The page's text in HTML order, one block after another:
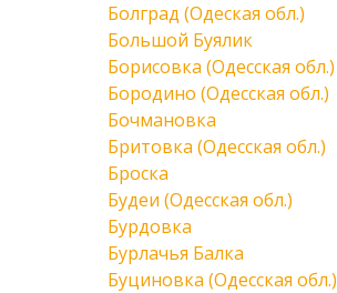
Болград (Одеская обл.)
Большой Буялик
Борисовка (Одесская обл.)
Бородино (Одесская обл.)
Бочмановка
Бритовка (Одесская обл.)
Броска
Будеи (Одесская обл.)
Бурдовка
Бурлачья Балка
Буциновка (Одесская обл.)